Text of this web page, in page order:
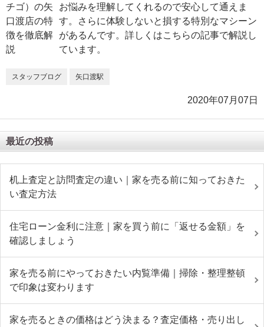
お悩みを理解してくれるので安心して通えま
す。さらに体験しないと損する特別なマシーン
があるんです。詳しくはこちらの記事で解説し
ています。
スタッフブログ 矢口渡駅
2020年07月07日
最近の投稿
机上査定と訪問査定の違い｜家を売る前に知っておきた
い査定方法
住宅ローン金利に注意｜家を買う前に「返せる金額」を
確認しましょう
家を売る前にやっておきたい内覧準備｜掃除・整理整頓
で印象は変わります
家を売るときの価格はどう決まる？査定価格・売り出し